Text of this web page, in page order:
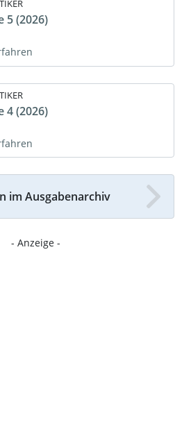
5 (2026)
4 (2026)
im Ausgabenarchiv
- Anzeige -